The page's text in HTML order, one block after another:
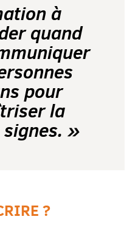
à
quand
pour
la
»
?